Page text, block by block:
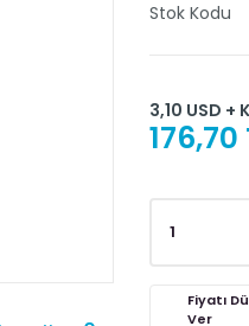
Stok Kodu
3,10 USD +
176,70
Fiyatı
Ver